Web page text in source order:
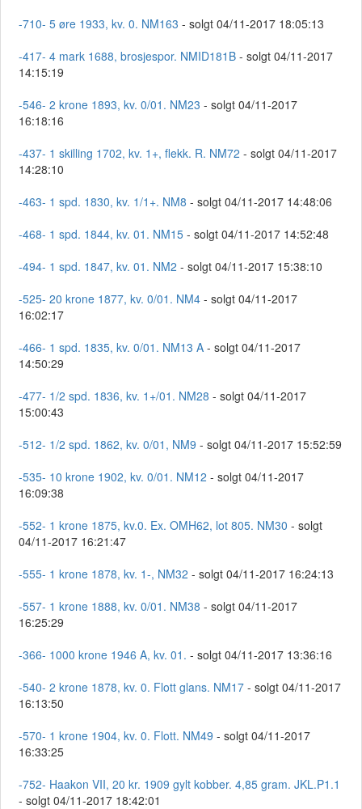
-710- 5 øre 1933, kv. 0. NM163 - solgt 04/11-2017 18:05:13
-417- 4 mark 1688, brosjespor. NMID181B - solgt 04/11-2017
14:15:19
-546- 2 krone 1893, kv. 0/01. NM23 - solgt 04/11-2017
16:18:16
-437- 1 skilling 1702, kv. 1+, flekk. R. NM72 - solgt 04/11-2017
14:28:10
-463- 1 spd. 1830, kv. 1/1+. NM8 - solgt 04/11-2017 14:48:06
-468- 1 spd. 1844, kv. 01. NM15 - solgt 04/11-2017 14:52:48
-494- 1 spd. 1847, kv. 01. NM2 - solgt 04/11-2017 15:38:10
-525- 20 krone 1877, kv. 0/01. NM4 - solgt 04/11-2017
16:02:17
-466- 1 spd. 1835, kv. 0/01. NM13 A - solgt 04/11-2017
14:50:29
-477- 1/2 spd. 1836, kv. 1+/01. NM28 - solgt 04/11-2017
15:00:43
-512- 1/2 spd. 1862, kv. 0/01, NM9 - solgt 04/11-2017 15:52:59
-535- 10 krone 1902, kv. 0/01. NM12 - solgt 04/11-2017
16:09:38
-552- 1 krone 1875, kv.0. Ex. OMH62, lot 805. NM30 - solgt
04/11-2017 16:21:47
-555- 1 krone 1878, kv. 1-, NM32 - solgt 04/11-2017 16:24:13
-557- 1 krone 1888, kv. 0/01. NM38 - solgt 04/11-2017
16:25:29
-366- 1000 krone 1946 A, kv. 01. - solgt 04/11-2017 13:36:16
-540- 2 krone 1878, kv. 0. Flott glans. NM17 - solgt 04/11-2017
16:13:50
-570- 1 krone 1904, kv. 0. Flott. NM49 - solgt 04/11-2017
16:33:25
-752- Haakon VII, 20 kr. 1909 gylt kobber. 4,85 gram. JKL.P1.1
- solgt 04/11-2017 18:42:01